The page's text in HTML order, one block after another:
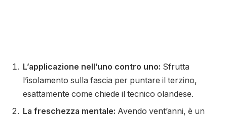
L’applicazione nell’uno contro uno: Sfrutta
l’isolamento sulla fascia per puntare il terzino,
esattamente come chiede il tecnico olandese.
La freschezza mentale: Avendo vent’anni, è un